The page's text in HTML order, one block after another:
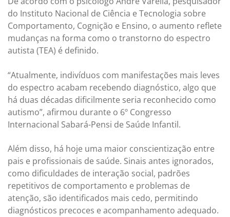
do Instituto Nacional de Ciência e Tecnologia sobre
Comportamento, Cognição e Ensino, o aumento reflete
mudanças na forma como o transtorno do espectro
autista (TEA) é definido.
“Atualmente, indivíduos com manifestações mais leves
do espectro acabam recebendo diagnóstico, algo que
há duas décadas dificilmente seria reconhecido como
autismo”, afirmou durante o 6º Congresso
Internacional Sabará-Pensi de Saúde Infantil.
Além disso, há hoje uma maior conscientização entre
pais e profissionais de saúde. Sinais antes ignorados,
como dificuldades de interação social, padrões
repetitivos de comportamento e problemas de
atenção, são identificados mais cedo, permitindo
diagnósticos precoces e acompanhamento adequado.